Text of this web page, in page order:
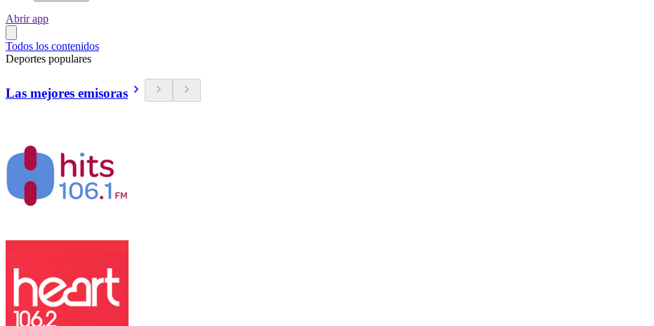
Abrir app
Todos los contenidos
Deportes populares
Las mejores emisoras